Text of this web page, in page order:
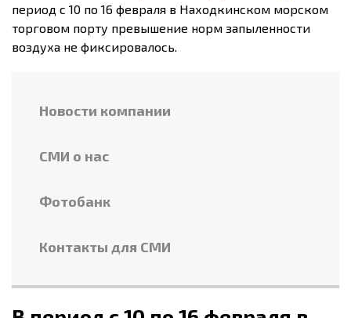
период с 10 по 16 февраля в Находкинском морском
торговом порту превышение норм запыленности
воздуха не фиксировалось.
Новости компании
СМИ о нас
Фотобанк
Контакты для СМИ